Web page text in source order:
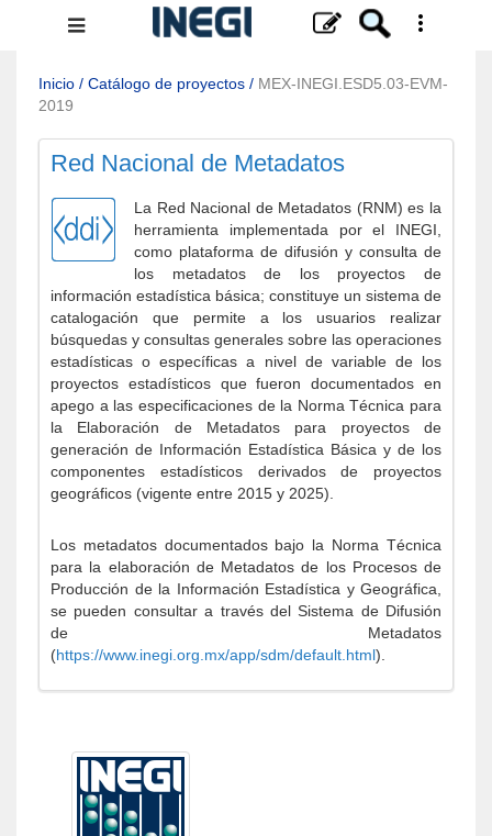
Menú
navegación
Inicio / Catálogo de proyectos / MEX-INEGI.ESD5.03-EVM-
2019
Red Nacional de Metadatos
La Red Nacional de Metadatos (RNM) es la
herramienta implementada por el INEGI,
como plataforma de difusión y consulta de
los metadatos de los proyectos de
información estadística básica; constituye un sistema de
catalogación que permite a los usuarios realizar
búsquedas y consultas generales sobre las operaciones
estadísticas o específicas a nivel de variable de los
proyectos estadísticos que fueron documentados en
apego a las especificaciones de la Norma Técnica para
la Elaboración de Metadatos para proyectos de
generación de Información Estadística Básica y de los
componentes estadísticos derivados de proyectos
geográficos (vigente entre 2015 y 2025).
Los metadatos documentados bajo la Norma Técnica
para la elaboración de Metadatos de los Procesos de
Producción de la Información Estadística y Geográfica,
se pueden consultar a través del Sistema de Difusión
de Metadatos
(https://www.inegi.org.mx/app/sdm/default.html).